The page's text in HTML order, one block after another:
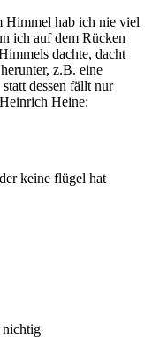
Himmel hab ich nie viel
ich auf dem Rücken
dachte, dacht
z.B. eine
dessen fällt nur
Heine:
keine flügel hat
nichtig